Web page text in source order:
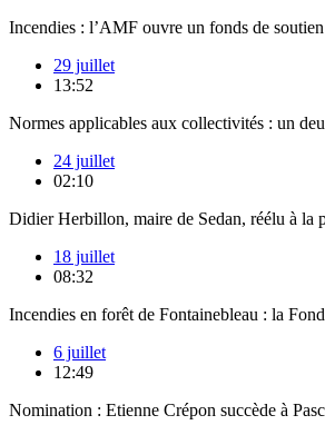
Incendies : l’AMF ouvre un fonds de
29 juillet
13:52
Normes applicables aux collectivités : un
24 juillet
02:10
Didier Herbillon, maire de Sedan, réélu à la
18 juillet
08:32
Incendies en forêt de Fontainebleau : la
6 juillet
12:49
Nomination : Etienne Crépon succède à